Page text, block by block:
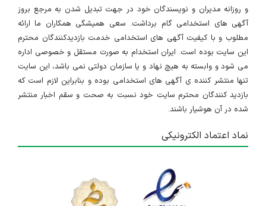
و روزانه مدیران و نویسندگان خود در جهت تبدیل شدن به مرجع بروز
آگهی های استخدامی گام برداشت. سعی همیشگی همکاران ما ارائه
مطلوب و با کیفیت آگهی های استخدامی خدمت بازدیدکنندگان محترم
این سایت بوده است. ایران استخدام به صورت مستقل و خصوصی اداره
می شود و وابسته به هیچ نهاد و یا سازمان دولتی نمی باشد، این سایت
تنها منتشر کننده ی آگهی های استخدامی بوده و بنابراین لازم است که
بازدید کنندگان محترم سایت خود نسبت به صحت و سقم اخبار منتشر
شده در آن هوشیار باشند.
نماد اعتماد الکترونیکی